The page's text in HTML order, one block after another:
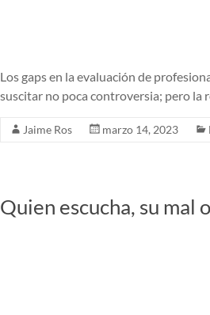
Los gaps en la evaluación de
suscitar no poca controversia; pero la
Jaime Ros marzo 14, 2023
Quien escucha, su mal